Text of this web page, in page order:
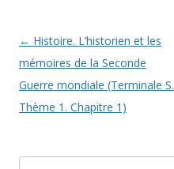
Navigation des articles
← Histoire. L’historien et les
mémoires de la Seconde
Guerre mondiale (Terminale S.
Thème 1. Chapitre 1)